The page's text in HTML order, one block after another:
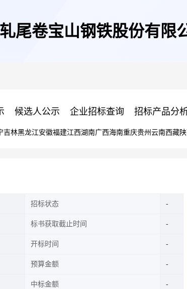
尾卷宝山钢铁股份有限
候选人公示 企业招标查询 招标产品分
吉林黑龙江安徽福建江西湖南广西海南重庆贵州 云南西藏
招标状态
标书获取截止时间
开标时间
预算金额
中标金额